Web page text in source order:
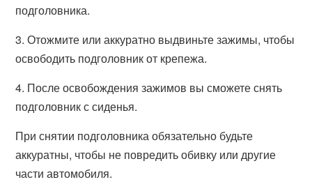
подголовника.
3. Отожмите или аккуратно выдвиньте зажимы, чтобы
освободить подголовник от крепежа.
4. После освобождения зажимов вы сможете снять
подголовник с сиденья.
При снятии подголовника обязательно будьте
аккуратны, чтобы не повредить обивку или другие
части автомобиля.